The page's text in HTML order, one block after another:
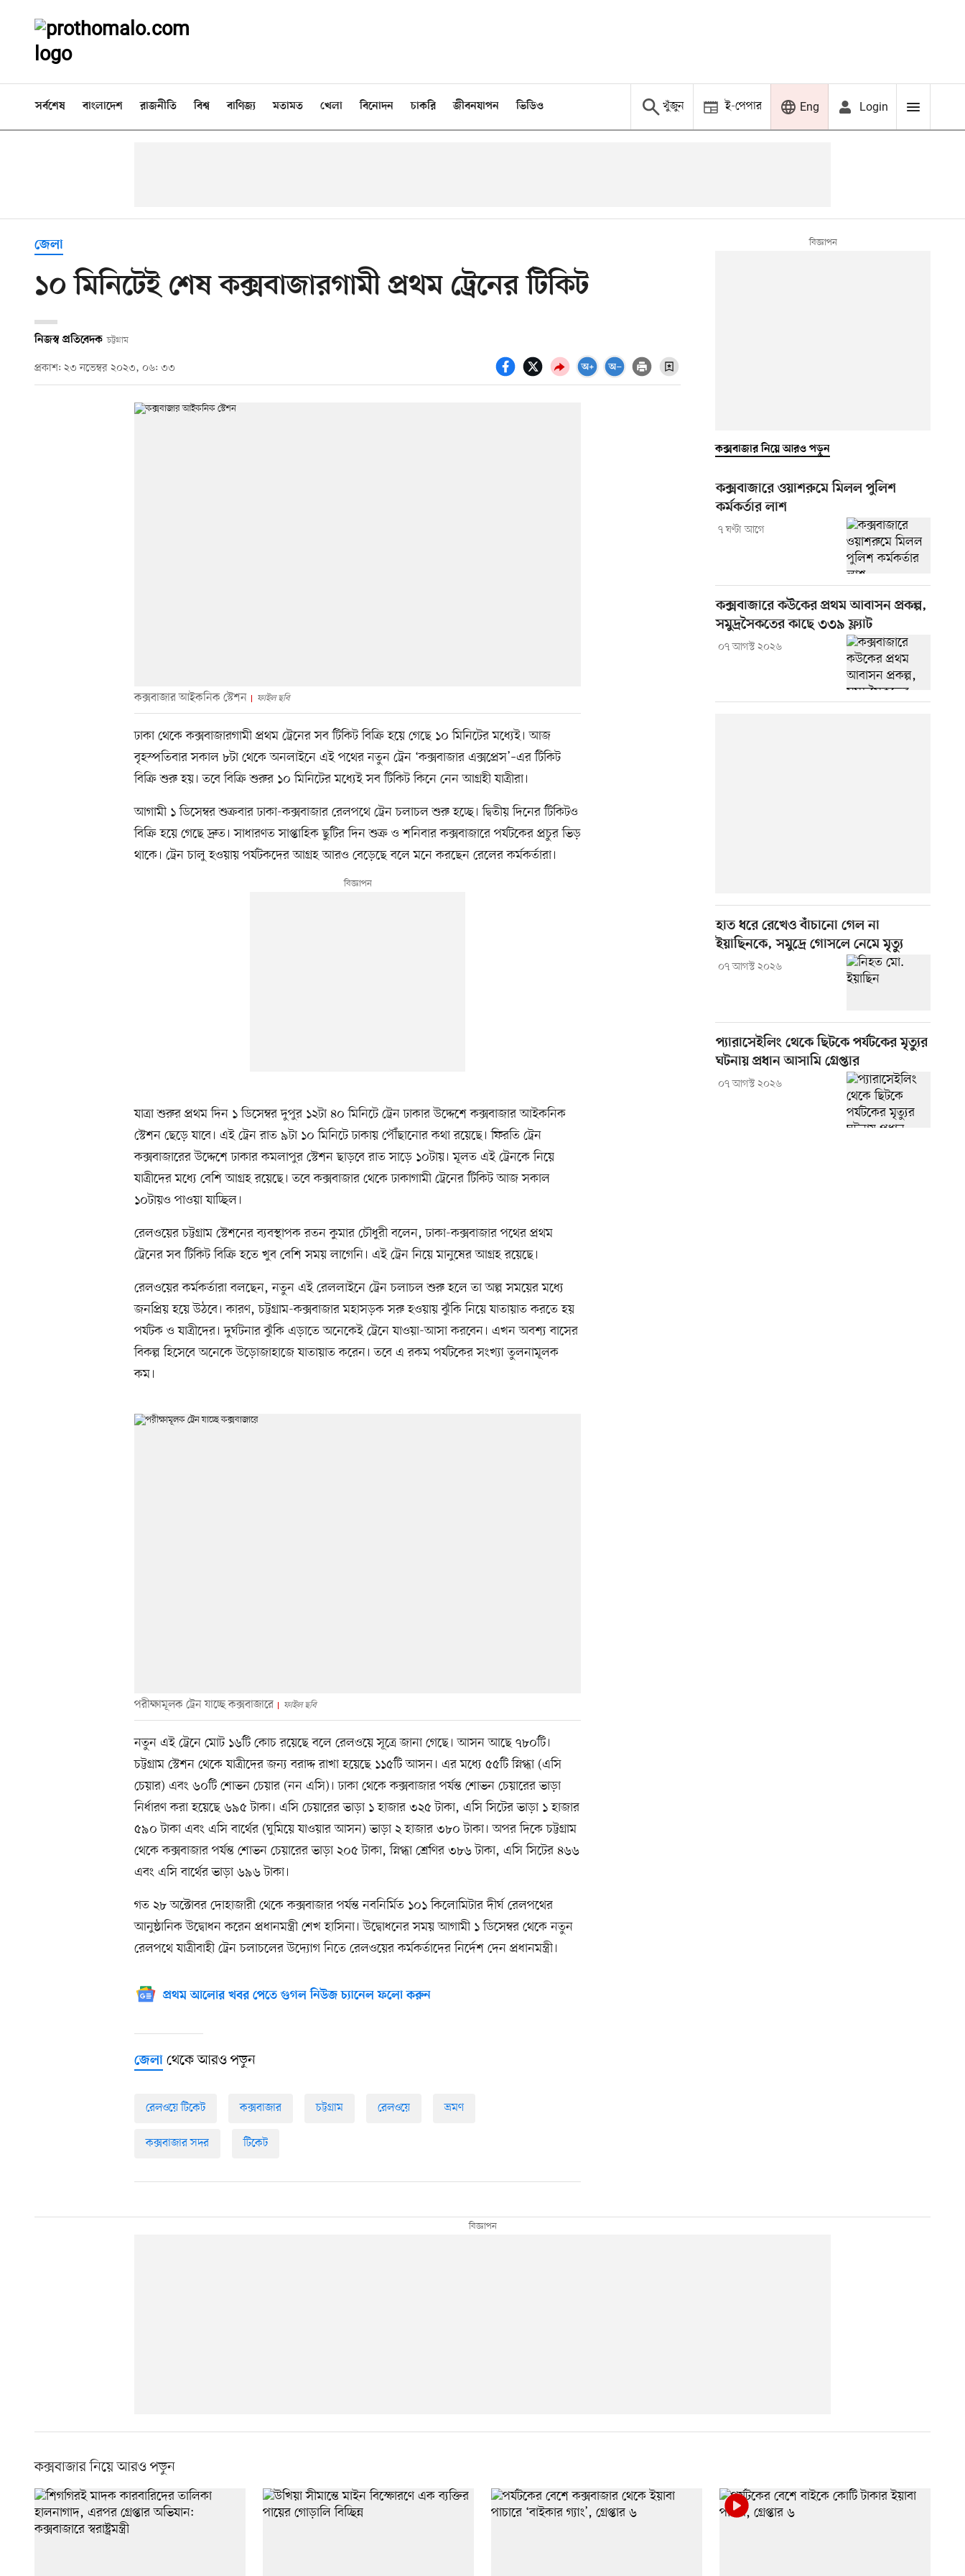
সর্বশেষ বাংলাদেশ রাজনীতি বিশ্ব বাণিজ্য মতামত খেলা বিনোদন চাকরি জীবনযাপন ভিডিও খুঁজুন ই-পেপার Eng Login
জেলা
১০ মিনিটেই শেষ কক্সবাজারগামী প্রথম ট্রেনের টিকিট
নিজস্ব প্রতিবেদক চট্টগ্রাম
প্রকাশ: ২৩ নভেম্বর ২০২৩, ০৬: ৩৩
কক্সবাজার আইকনিক স্টেশন ফাইল ছবি
ঢাকা থেকে কক্সবাজারগামী প্রথম ট্রেনের সব টিকিট বিক্রি হয়ে গেছে ১০ মিনিটের মধ্যেই। আজ
বৃহস্পতিবার সকাল ৮টা থেকে অনলাইনে এই পথের নতুন ট্রেন ‘কক্সবাজার এক্সপ্রেস’–এর টিকিট
বিক্রি শুরু হয়। তবে বিক্রি শুরুর ১০ মিনিটের মধ্যেই সব টিকিট কিনে নেন আগ্রহী যাত্রীরা।
আগামী ১ ডিসেম্বর শুক্রবার ঢাকা-কক্সবাজার রেলপথে ট্রেন চলাচল শুরু হচ্ছে। দ্বিতীয় দিনের টিকিটও
বিক্রি হয়ে গেছে দ্রুত। সাধারণত সাপ্তাহিক ছুটির দিন শুক্র ও শনিবার কক্সবাজারে পর্যটকের প্রচুর ভিড়
থাকে। ট্রেন চালু হওয়ায় পর্যটকদের আগ্রহ আরও বেড়েছে বলে মনে করছেন রেলের কর্মকর্তারা।
যাত্রা শুরুর প্রথম দিন ১ ডিসেম্বর দুপুর ১২টা ৪০ মিনিটে ট্রেন ঢাকার উদ্দেশে কক্সবাজার আইকনিক
স্টেশন ছেড়ে যাবে। এই ট্রেন রাত ৯টা ১০ মিনিটে ঢাকায় পৌঁছানোর কথা রয়েছে। ফিরতি ট্রেন
কক্সবাজারের উদ্দেশে ঢাকার কমলাপুর স্টেশন ছাড়বে রাত সাড়ে ১০টায়। মূলত এই ট্রেনকে নিয়ে
যাত্রীদের মধ্যে বেশি আগ্রহ রয়েছে। তবে কক্সবাজার থেকে ঢাকাগামী ট্রেনের টিকিট আজ সকাল
১০টায়ও পাওয়া যাচ্ছিল।
রেলওয়ের চট্টগ্রাম স্টেশনের ব্যবস্থাপক রতন কুমার চৌধুরী বলেন, ঢাকা-কক্সবাজার পথের প্রথম
ট্রেনের সব টিকিট বিক্রি হতে খুব বেশি সময় লাগেনি। এই ট্রেন নিয়ে মানুষের আগ্রহ রয়েছে।
রেলওয়ের কর্মকর্তারা বলছেন, নতুন এই রেললাইনে ট্রেন চলাচল শুরু হলে তা অল্প সময়ের মধ্যে
জনপ্রিয় হয়ে উঠবে। কারণ, চট্টগ্রাম-কক্সবাজার মহাসড়ক সরু হওয়ায় ঝুঁকি নিয়ে যাতায়াত করতে হয়
পর্যটক ও যাত্রীদের। দুর্ঘটনার ঝুঁকি এড়াতে অনেকেই ট্রেনে যাওয়া-আসা করবেন। এখন অবশ্য বাসের
বিকল্প হিসেবে অনেকে উড়োজাহাজে যাতায়াত করেন। তবে এ রকম পর্যটকের সংখ্যা তুলনামূলক
কম।
পরীক্ষামূলক ট্রেন যাচ্ছে কক্সবাজারে ফাইল ছবি
নতুন এই ট্রেনে মোট ১৬টি কোচ রয়েছে বলে রেলওয়ে সূত্রে জানা গেছে। আসন আছে ৭৮০টি।
চট্টগ্রাম স্টেশন থেকে যাত্রীদের জন্য বরাদ্দ রাখা হয়েছে ১১৫টি আসন। এর মধ্যে ৫৫টি স্নিগ্ধা (এসি
চেয়ার) এবং ৬০টি শোভন চেয়ার (নন এসি)। ঢাকা থেকে কক্সবাজার পর্যন্ত শোভন চেয়ারের ভাড়া
নির্ধারণ করা হয়েছে ৬৯৫ টাকা। এসি চেয়ারের ভাড়া ১ হাজার ৩২৫ টাকা, এসি সিটের ভাড়া ১ হাজার
৫৯০ টাকা এবং এসি বার্থের (ঘুমিয়ে যাওয়ার আসন) ভাড়া ২ হাজার ৩৮০ টাকা। অপর দিকে চট্টগ্রাম
থেকে কক্সবাজার পর্যন্ত শোভন চেয়ারের ভাড়া ২০৫ টাকা, স্নিগ্ধা শ্রেণির ৩৮৬ টাকা, এসি সিটের ৪৬৬
এবং এসি বার্থের ভাড়া ৬৯৬ টাকা।
গত ২৮ অক্টোবর দোহাজারী থেকে কক্সবাজার পর্যন্ত নবনির্মিত ১০১ কিলোমিটার দীর্ঘ রেলপথের
আনুষ্ঠানিক উদ্বোধন করেন প্রধানমন্ত্রী শেখ হাসিনা। উদ্বোধনের সময় আগামী ১ ডিসেম্বর থেকে নতুন
রেলপথে যাত্রীবাহী ট্রেন চলাচলের উদ্যোগ নিতে রেলওয়ের কর্মকর্তাদের নির্দেশ দেন প্রধানমন্ত্রী।
প্রথম আলোর খবর পেতে গুগল নিউজ চ্যানেল ফলো করুন
জেলা থেকে আরও পড়ুন
রেলওয়ে টিকেট কক্সবাজার চট্টগ্রাম রেলওয়ে ভ্রমণ
কক্সবাজার সদর টিকেট
কক্সবাজার নিয়ে আরও পড়ুন
কক্সবাজারে ওয়াশরুমে মিলল পুলিশ
কর্মকর্তার লাশ
৭ ঘণ্টা আগে
কক্সবাজারে কউকের প্রথম আবাসন প্রকল্প,
সমুদ্রসৈকতের কাছে ৩৩৯ ফ্ল্যাট
০৭ আগস্ট ২০২৬
হাত ধরে রেখেও বাঁচানো গেল না
ইয়াছিনকে, সমুদ্রে গোসলে নেমে মৃত্যু
০৭ আগস্ট ২০২৬
প্যারাসেইলিং থেকে ছিটকে পর্যটকের মৃত্যুর
ঘটনায় প্রধান আসামি গ্রেপ্তার
০৭ আগস্ট ২০২৬
কক্সবাজার নিয়ে আরও পড়ুন